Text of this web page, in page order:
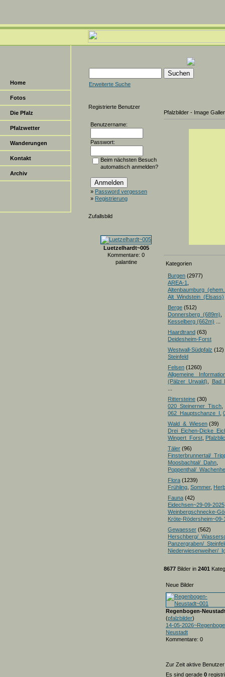
Home
Fotos
Die Pfalz
Pfalzwetter
Wanderungen
Kontakt
Archiv
Erweiterte Suche
Registrierte Benutzer
Benutzername:
Passwort:
Beim nächsten Besuch
automatisch anmelden?
» Password vergessen
» Registrierung
Zufallsbild
Luetzelhardt~005
Kommentare: 0
palantine
Pfalzbilder - Image
Kategorien
Burgen (2977)
AREA-1
Alt_Windstein_(Elsass)
Berge (512)
Donnersberg_(689m)
Kesselberg (662m)
Haardtrand (63)
Deidesheim-Forst
Westwall-Südpfalz (12)
Steinfeld
Felsen (1260)
Allgemeine
(Pälzer Urwald)
Bad
Rittersteine (30)
020_Steinerner_Tisch
062_Hauptschanze_I
Wald_&_Wiesen (39)
Drei_Eichen-
Wingert_Forst
Täler (96)
Finsterbrunnertal/
Moosbachtal/_Dahn
Poppenthal/
Flora (1239)
Frühling Sommer,
Fauna (42)
Eidechsen~29-09-2025
Weinbergschnecke-
Kröte-Rödersheim~09-
Gewaesser (562)
Herschberg/
Panzergraben/
Niederwiesenweiher/
8677 Bilder in 2401
Neue Bilder
Regenbogen-
(pfalzbilder)
14-05-
Neustadt
Kommentare: 0
Zur Zeit aktive
Es sind gerade 0